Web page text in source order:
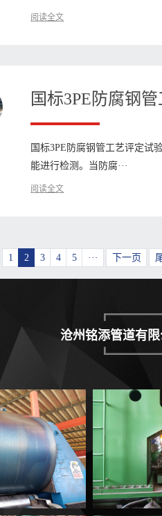
阅读全文
国标3PE防腐钢
国标3PE防腐钢管工艺评定试
能进行检测。当防腐···
阅读全文
1 2 3 4 5 ··· 下一页
沧州铭添管道有限